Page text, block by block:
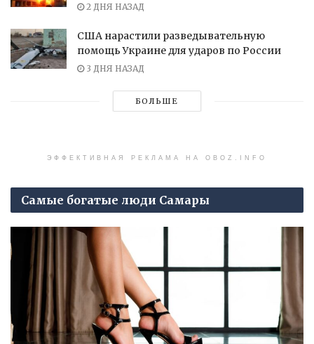
2 ДНЯ НАЗАД
США нарастили разведывательную
помощь Украине для ударов по России
3 ДНЯ НАЗАД
БОЛЬШЕ
ЭФФЕКТИВНАЯ РЕКЛАМА НА OBOZ.INFO
Самые богатые люди Самары